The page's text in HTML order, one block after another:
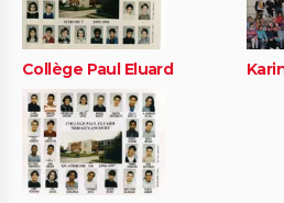
Collège Paul Eluard